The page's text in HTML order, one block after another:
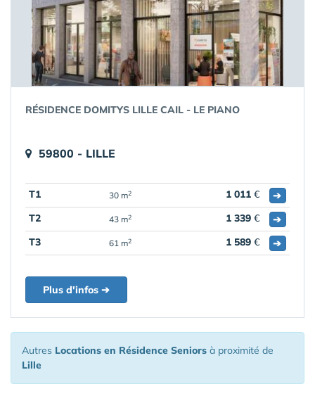
RÉSIDENCE DOMITYS LILLE CAIL - LE PIANO
59800 - LILLE
T1 30 m2 1 011 €
➔
T2
43 m2 1 339 €
➔
T3
61 m2 1 589 € ➔
Plus d'infos ➔
Autres Locations en Résidence Seniors à proximité de
Lille